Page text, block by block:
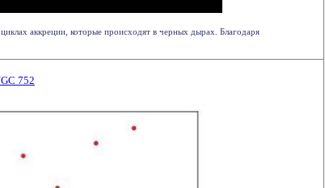
аккреции, которые происходят в черных дырах. Благодаря
752